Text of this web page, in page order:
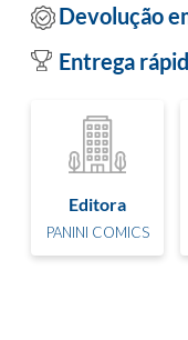
Devolução
Entrega
Editora
PANINI COMICS